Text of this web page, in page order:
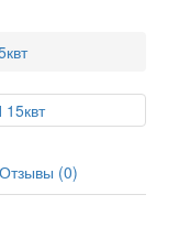
Отзывы (0)